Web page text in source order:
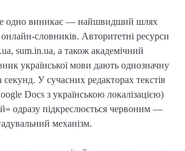
одно виникає — найшвидший шлях
словників. Авторитетні ресурси
sum.in.ua, а також академічний
української мови дають однозначну
секунд. У сучасних редакторах текстів
Docs з українською локалізацією)
одразу підкреслюється червоним —
механізм.